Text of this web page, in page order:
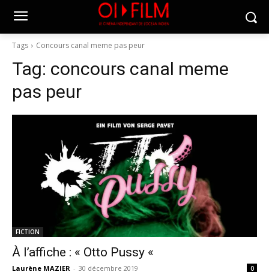
Tags Concours canal meme pas peur
Tag: concours canal meme
pas peur
FICTION
À l’affiche : « Otto Pussy «
Laurène MAZIER - 30 décembre 2019 0